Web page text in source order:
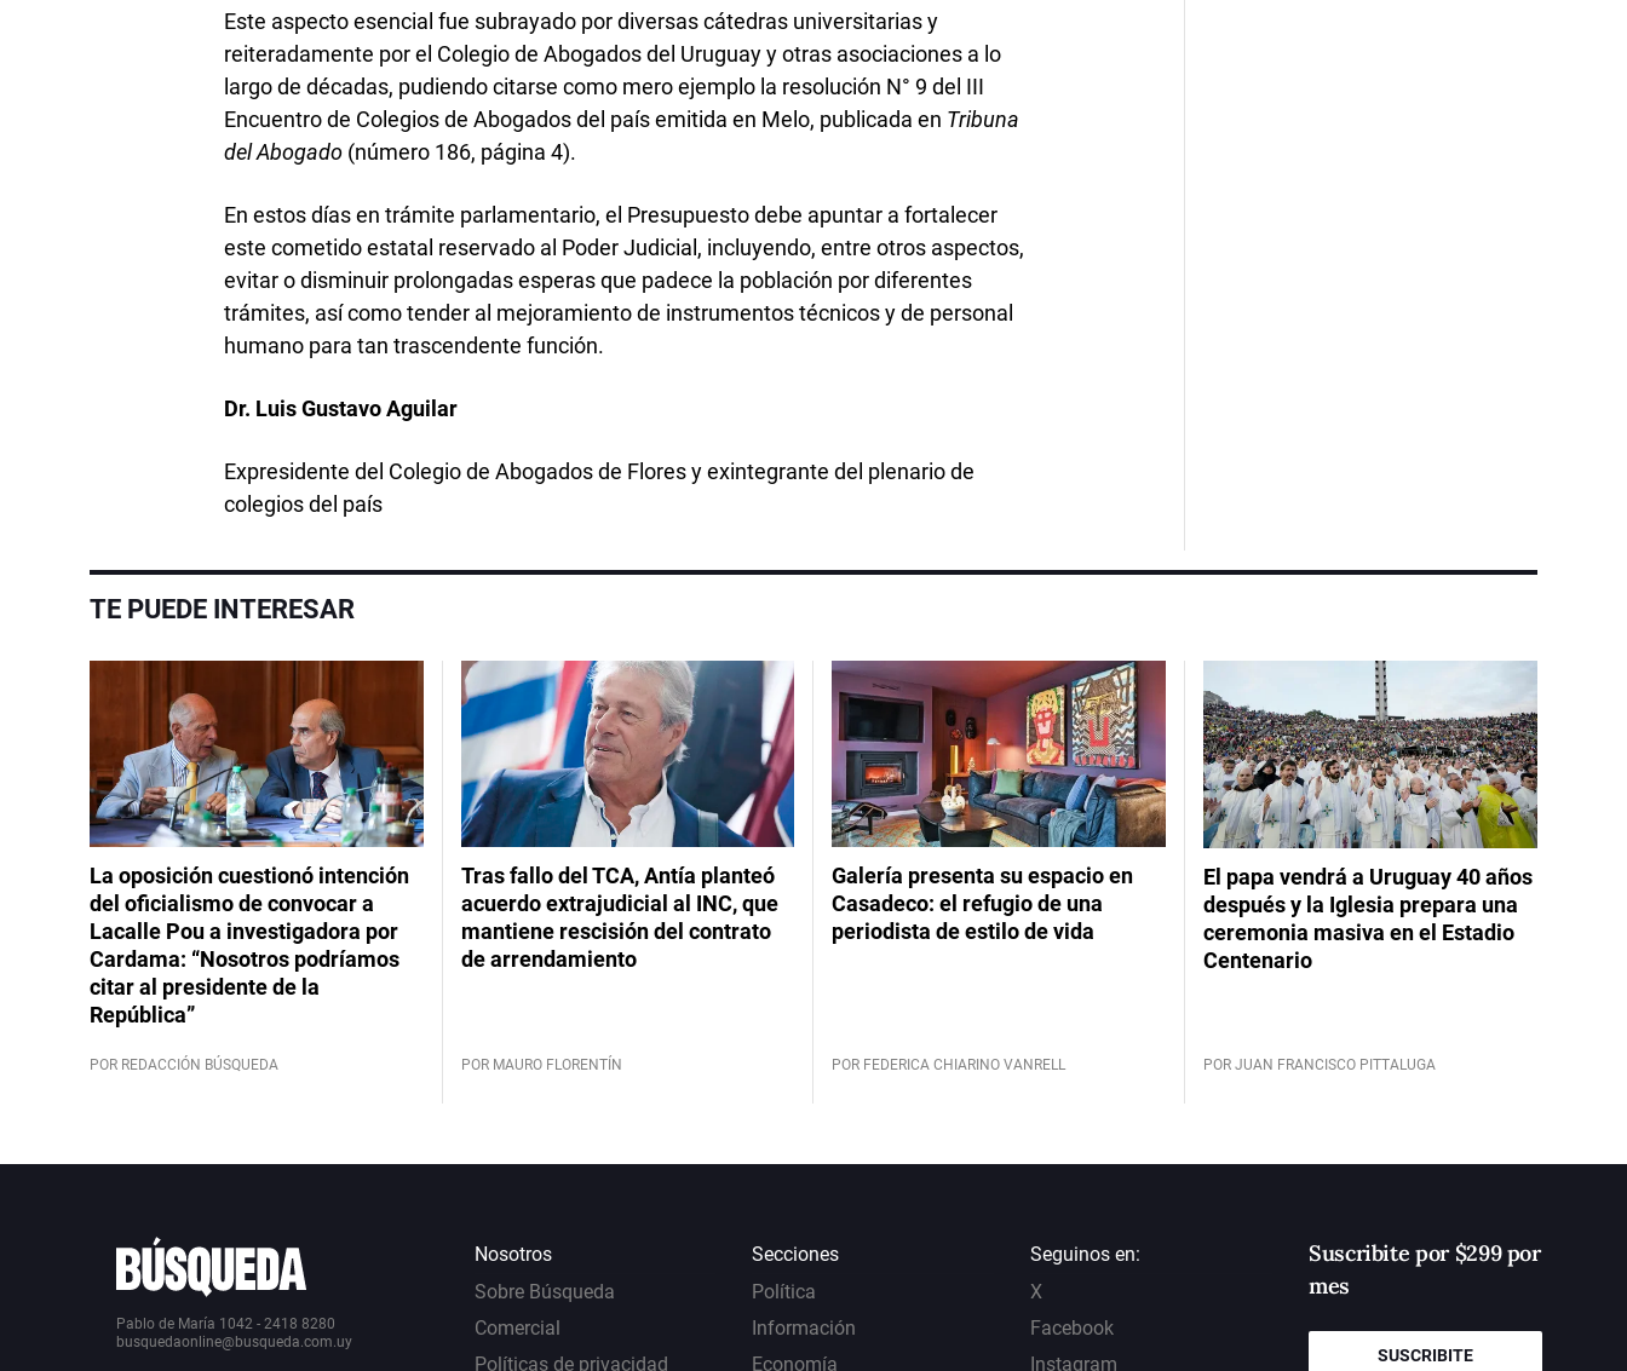
Este aspecto esencial fue subrayado por diversas cátedras universitarias y
reiteradamente por el Colegio de Abogados del Uruguay y otras asociaciones a lo
largo de décadas, pudiendo citarse como mero ejemplo la resolución N° 9 del III
Encuentro de Colegios de Abogados del país emitida en Melo, publicada en Tribuna
del Abogado (número 186, página 4).
En estos días en trámite parlamentario, el Presupuesto debe apuntar a fortalecer
este cometido estatal reservado al Poder Judicial, incluyendo, entre otros aspectos,
evitar o disminuir prolongadas esperas que padece la población por diferentes
trámites, así como tender al mejoramiento de instrumentos técnicos y de personal
humano para tan trascendente función.
Dr. Luis Gustavo Aguilar
Expresidente del Colegio de Abogados de Flores y exintegrante del plenario de
colegios del país
TE PUEDE INTERESAR
La oposición cuestionó intención
del oficialismo de convocar a
Lacalle Pou a investigadora por
Cardama: “Nosotros podríamos
citar al presidente de la
República”
POR REDACCIÓN BÚSQUEDA
Tras fallo del TCA, Antía planteó
acuerdo extrajudicial al INC, que
mantiene rescisión del contrato
de arrendamiento
POR MAURO FLORENTÍN
Galería presenta su espacio en
Casadeco: el refugio de una
periodista de estilo de vida
POR FEDERICA CHIARINO VANRELL
El papa vendrá a Uruguay 40 años
después y la Iglesia prepara una
ceremonia masiva en el Estadio
Centenario
POR JUAN FRANCISCO PITTALUGA
Pablo de María 1042 - 2418 8280
busquedaonline@busqueda.com.uy
Nosotros
Sobre Búsqueda
Comercial
Políticas de privacidad
Secciones
Política
Información
Economía
Seguinos en:
X
Facebook
Instagram
Suscribite por $299 por
mes
SUSCRIBITE